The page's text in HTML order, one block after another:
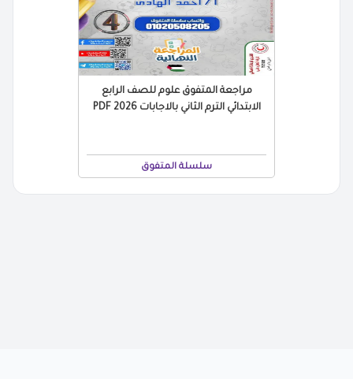
مراجعة المتفوق علوم للصف الرابع
الابتدائي الترم الثاني بالاجابات 2026 PDF
سلسلة المتفوق